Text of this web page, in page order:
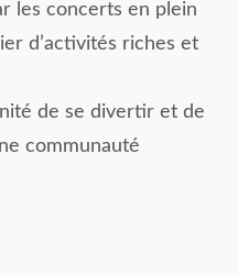
les concerts en plein
d’activités riches et
de se divertir et de
communauté